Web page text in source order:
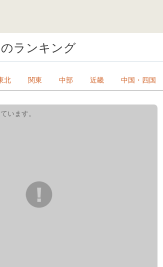
ランキング
北 関東 中部 近畿 中国・四国